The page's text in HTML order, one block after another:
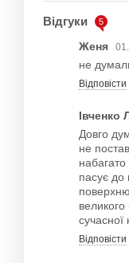
Відгуки 5
Женя
не
Відповісти
Івченко
Довго
не
пасує до
сучасної
Відповісти